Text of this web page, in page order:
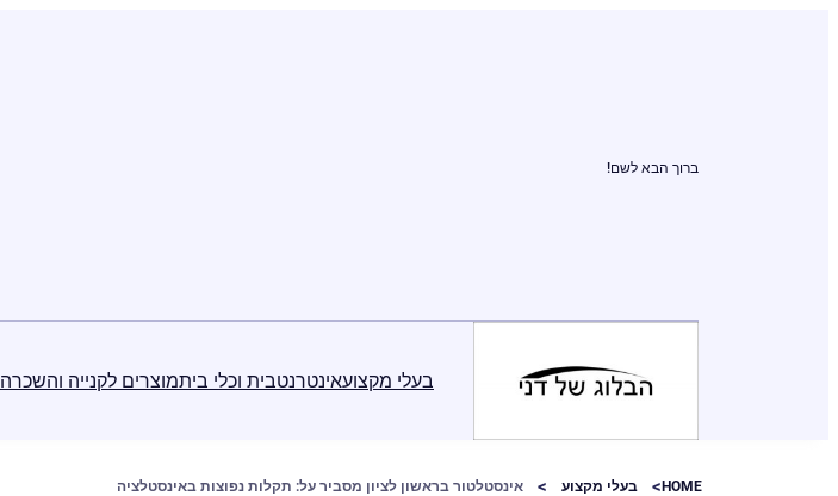
ברוך הבא לשם!
בעלי מקצועאינטרנטבית וכלי ביתמוצרים לקנייה והשכרה
HOME בעלי מקצוע אינסטלטור בראשון לציון מסביר על: תקלות נפוצות באינסטלציה